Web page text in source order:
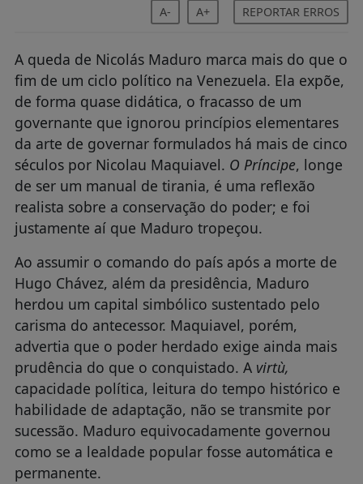
A- A+ REPORTAR ERROS
A queda de Nicolás Maduro marca mais do que o
fim de um ciclo político na Venezuela. Ela expõe,
de forma quase didática, o fracasso de um
governante que ignorou princípios elementares
da arte de governar formulados há mais de cinco
séculos por Nicolau Maquiavel. O Príncipe, longe
de ser um manual de tirania, é uma reflexão
realista sobre a conservação do poder; e foi
justamente aí que Maduro tropeçou.
Ao assumir o comando do país após a morte de
Hugo Chávez, além da presidência, Maduro
herdou um capital simbólico sustentado pelo
carisma do antecessor. Maquiavel, porém,
advertia que o poder herdado exige ainda mais
prudência do que o conquistado. A virtù,
capacidade política, leitura do tempo histórico e
habilidade de adaptação, não se transmite por
sucessão. Maduro equivocadamente governou
como se a lealdade popular fosse automática e
permanente.